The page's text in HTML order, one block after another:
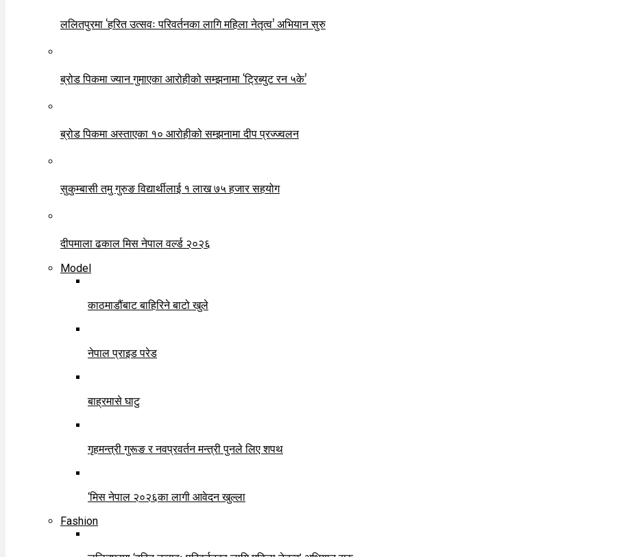
ललितपुरमा ‘हरित उत्सवः परिवर्तनका लागि महिला नेतृत्व’ अभियान सुरु
ब्रोड पिकमा ज्यान गुमाएका आरोहीको सम्झनामा ‘ट्रिब्युट रन ५के’
ब्रोड पिकमा अस्ताएका १० आरोहीको सम्झनामा दीप प्रज्ज्वलन
सुकुम्बासी तमु गुरुङ विद्यार्थीलाई १ लाख ७५ हजार सहयोग
दीपमाला ढकाल मिस नेपाल वर्ल्ड २०२६
Model
काठमाडौंबाट बाहिरिने बाटो खुले
नेपाल प्राइड परेड
बाह्रमासे घाटु
गृहमन्त्री गुरूङ र नवप्रवर्तन मन्त्री पुनले लिए शपथ
‘मिस नेपाल २०२६का लागी आवेदन खुल्ला
Fashion